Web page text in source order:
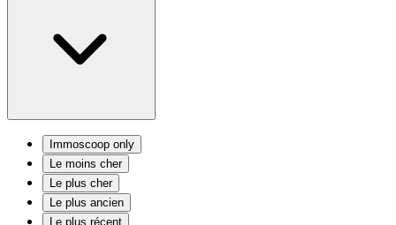
Immoscoop only
Le moins cher
Le plus cher
Le plus ancien
Le plus récent